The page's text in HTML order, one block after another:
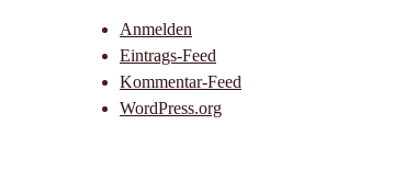
Anmelden
Eintrags-Feed
Kommentar-Feed
WordPress.org